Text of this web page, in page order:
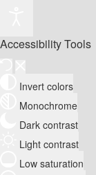
Accessibility Tools
Invert colors
Monochrome
Dark contrast
Light contrast
Low saturation